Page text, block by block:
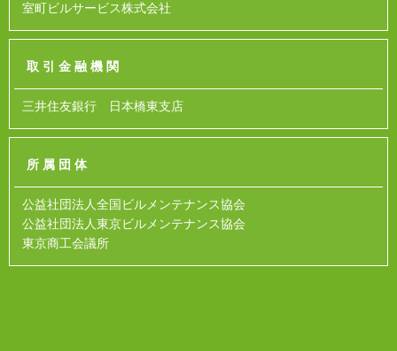
室町ビルサービス株式会社
取引金融機関
三井住友銀行 日本橋東支店
所属団体
公益社団法人全国ビルメンテナンス協会
公益社団法人東京ビルメンテナンス協会
東京商工会議所